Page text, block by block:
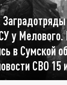
у
в Сумской
СВО 15